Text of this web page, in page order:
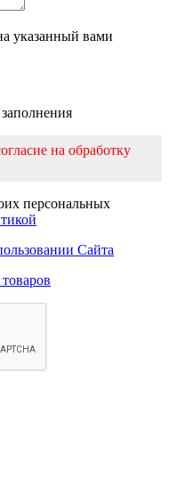
указанный вами
на обработку
персональных
Сайта